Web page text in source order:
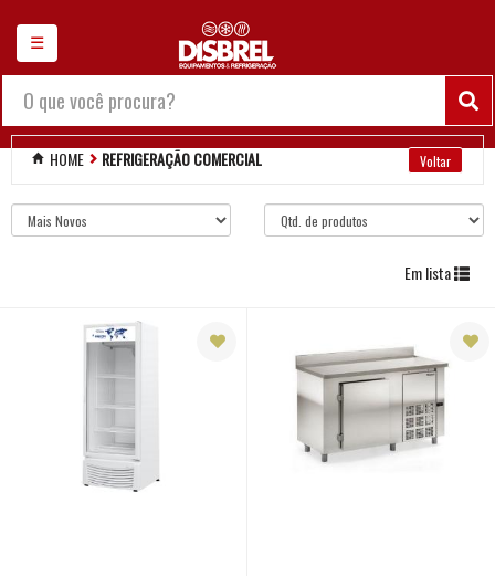
☰
Balanças
Maquinarios diversos
Refrigeração comercial
Cervejeira
Freezer
Geladeira
comercial
HOME REFRIGERAÇÃO COMERCIAL
Em lista
Chamar no WhatsApp